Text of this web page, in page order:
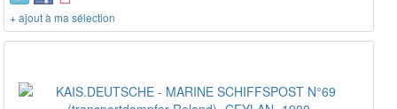
+ ajout à ma sélection